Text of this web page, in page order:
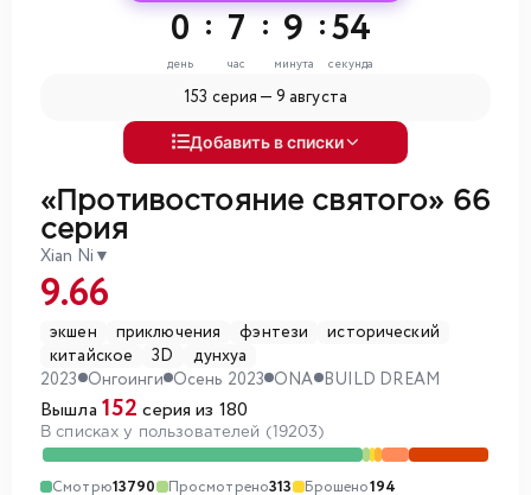
0
день
: 7
час
: 9
минута
:52
секунда
153 серия — 9 августа
Добавить в списки
«Противостояние святого» 66
серия
Xian Ni ▼
9.66
экшен приключения фэнтези
исторический
китайское
3D
дунхуа
2023 Онгоинги Осень 2023 ONA BUILD DREAM
Вышла 152 серия из 180
В списках у пользователей (19203)
Смотрю13790 Просмотрено313 Брошено194